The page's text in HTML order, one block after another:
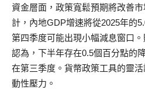
資金層面，政策寬鬆預期將改善
計，內地GDP增速將從2025年的
第四季度可能出現小幅減息窗口
認為，下半年存在0.5個百分點的
在第三季度。貨幣政策工具的靈
動性壓力。